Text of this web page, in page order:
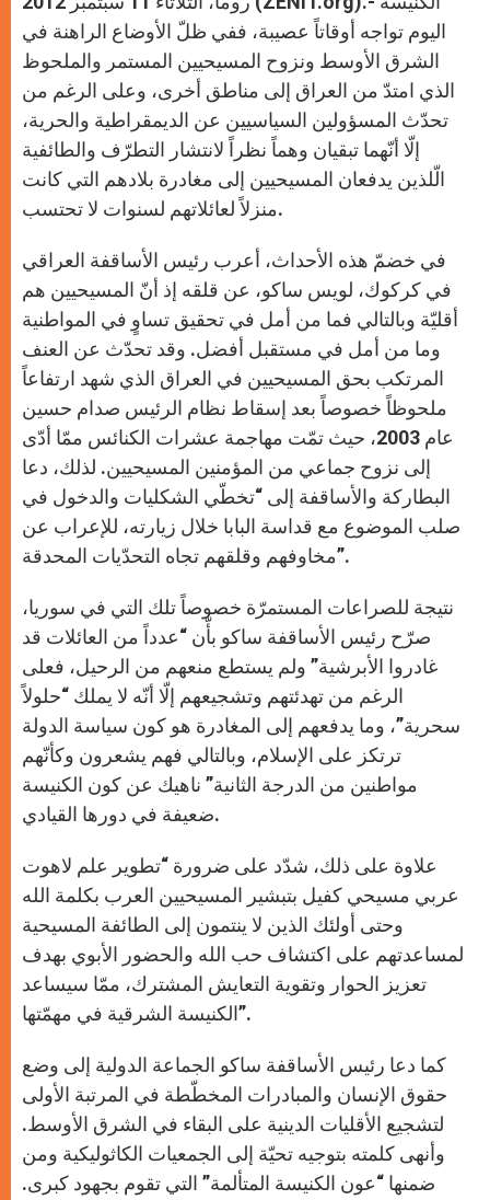
p e
r
k
اليوم تواجه أوقاتاً عصيبة، ففي ظلّ الأوضاع الراهنة في
الشرق الأوسط ونزوح المسيحيين المستمر والملحوظ
الذي امتدّ من العراق إلى مناطق أخرى، وعلى الرغم من
تحدّث المسؤولين السياسيين عن الديمقراطية والحرية،
إلّا أنّهما تبقيان وهماً نظراً لانتشار التطرّف والطائفية
الّلذين يدفعان المسيحيين إلى مغادرة بلادهم التي كانت
منزلاً لعائلاتهم لسنوات لا تحتسب.
في خضمّ هذه الأحداث، أعرب رئيس الأساقفة العراقي
في كركوك، لويس ساكو، عن قلقه إذ أنّ المسيحيين هم
أقليّة وبالتالي فما من أمل في تحقيق تساوٍ في المواطنية
وما من أمل في مستقبل أفضل. وقد تحدّث عن العنف
المرتكب بحق المسيحيين في العراق الذي شهد ارتفاعاً
ملحوظاً خصوصاً بعد إسقاط نظام الرئيس صدام حسين
عام 2003، حيث تمّت مهاجمة عشرات الكنائس ممّا أدّى
إلى نزوح جماعي من المؤمنين المسيحيين. لذلك، دعا
البطاركة والأساقفة إلى “تخطّي الشكليات والدخول في
صلب الموضوع مع قداسة البابا خلال زيارته، للإعراب عن
مخاوفهم وقلقهم تجاه التحدّيات المحدقة”.
نتيجة للصراعات المستمرّة خصوصاً تلك التي في سوريا،
صرّح رئيس الأساقفة ساكو بأّن “عدداً من العائلات قد
غادروا الأبرشية” ولم يستطع منعهم من الرحيل، فعلى
الرغم من تهدئتهم وتشجيعهم إلّا أنّه لا يملك “حلولاً
سحرية”، وما يدفعهم إلى المغادرة هو كون سياسة الدولة
ترتكز على الإسلام، وبالتالي فهم يشعرون وكأنّهم
مواطنين من الدرجة الثانية” ناهيك عن كون الكنيسة
ضعيفة في دورها القيادي.
علاوة على ذلك، شدّد على ضرورة “تطوير علم لاهوت
عربي مسيحي كفيل بتبشير المسيحيين العرب بكلمة الله
وحتى أولئك الذين لا ينتمون إلى الطائفة المسيحية
لمساعدتهم على اكتشاف حب الله والحضور الأبوي بهدف
تعزيز الحوار وتقوية التعايش المشترك، ممّا سيساعد
الكنيسة الشرقية في مهمّتها”.
كما دعا رئيس الأساقفة ساكو الجماعة الدولية إلى وضع
حقوق الإنسان والمبادرات المخطّطة في المرتبة الأولى
لتشجيع الأقليات الدينية على البقاء في الشرق الأوسط.
وأنهى كلمته بتوجيه تحيّة إلى الجمعيات الكاثوليكية ومن
ضمنها “عون الكنيسة المتألمة” التي تقوم بجهود كبرى.